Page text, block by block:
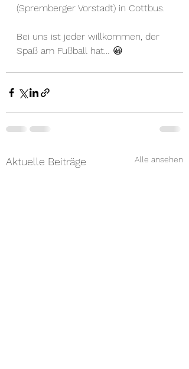
(Spremberger Vorstadt) in Cottbus.
Bei uns ist jeder willkommen, der
Spaß am Fußball hat… 😀
Aktuelle Beiträge Alle ansehen